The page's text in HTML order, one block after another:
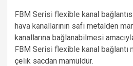
FBM Serisi flexible kanal
hava kanallarının safi metalden
kanallarına bağlanabilmesi
FBM Serisi flexible kanal bağlantı
çelik sacdan mamüldür.